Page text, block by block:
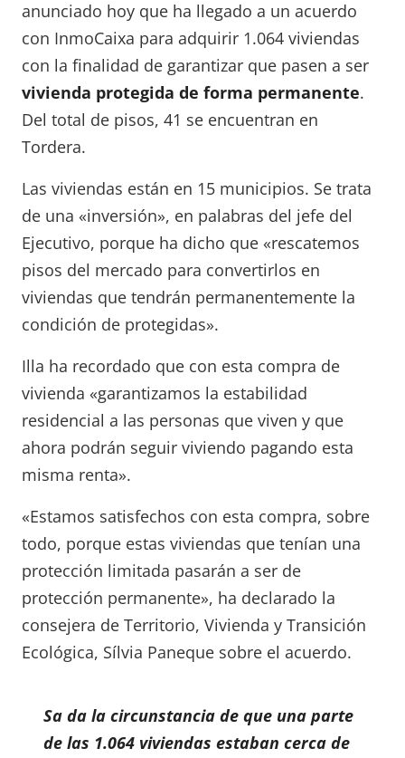
anunciado hoy que ha llegado a un acuerdo
con InmoCaixa para adquirir 1.064 viviendas
con la finalidad de garantizar que pasen a ser
vivienda protegida de forma permanente.
Del total de pisos, 41 se encuentran en
Tordera.
Las viviendas están en 15 municipios. Se trata
de una «inversión», en palabras del jefe del
Ejecutivo, porque ha dicho que «rescatemos
pisos del mercado para convertirlos en
viviendas que tendrán permanentemente la
condición de protegidas».
Illa ha recordado que con esta compra de
vivienda «garantizamos la estabilidad
residencial a las personas que viven y que
ahora podrán seguir viviendo pagando esta
misma renta».
«Estamos satisfechos con esta compra, sobre
todo, porque estas viviendas que tenían una
protección limitada pasarán a ser de
protección permanente», ha declarado la
consejera de Territorio, Vivienda y Transición
Ecológica, Sílvia Paneque sobre el acuerdo.
Sa da la circunstancia de que una parte
de las 1.064 viviendas estaban cerca de